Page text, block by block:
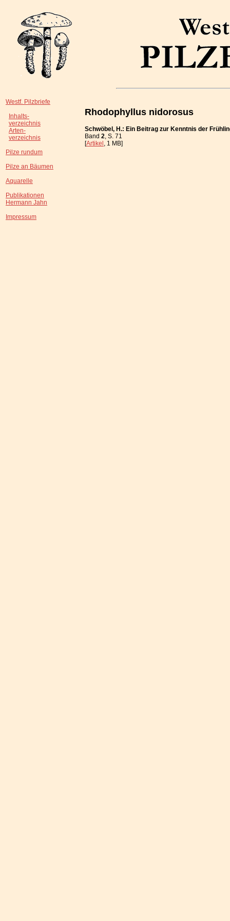
Westf. Pilzbriefe
Inhalts-
verzeichnis
Arten-
verzeichnis
Pilze rundum
Pilze an Bäumen
Aquarelle
Publikationen
Hermann Jahn
Impressum
Rhodophyllus nidorosus
Schwöbel, H.: Ein Beitrag zur Kenntnis der
Band 2, S. 71
[Artikel, 1 MB]